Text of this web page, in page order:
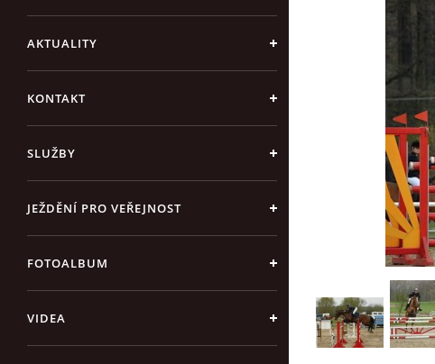
AKTUALITY
KONTAKT
SLUŽBY
JEŽDĚNÍ PRO VEŘEJNOST
FOTOALBUM
VIDEA